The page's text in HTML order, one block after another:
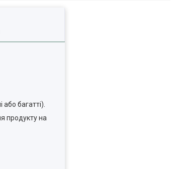
багатті).
продукту на